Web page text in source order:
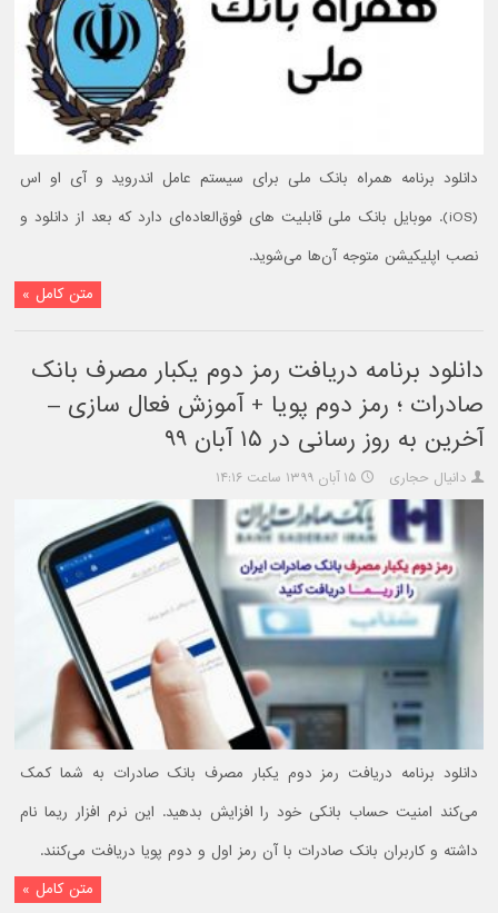
دانلود برنامه همراه بانک ملی برای سیستم عامل اندروید و آی او اس
(iOS). موبایل بانک ملی قابلیت های فوق‌العاده‌ای دارد که بعد از دانلود و
نصب اپلیکیشن متوجه آن‌ها می‌شوید.
متن کامل »
دانلود برنامه دریافت رمز دوم یکبار مصرف بانک
صادرات ؛‌ رمز دوم پویا + آموزش فعال سازی –
آخرین به روز رسانی در ۱۵ آبان ۹۹
دانیال حجاری ۱۵ آبان ۱۳۹۹ ساعت ۱۴:۱۶
دانلود برنامه دریافت رمز دوم یکبار مصرف بانک صادرات به شما کمک
می‌کند امنیت حساب بانکی خود را افزایش بدهید. این نرم افزار ریما نام
داشته و کاربران بانک صادرات با آن رمز اول و دوم پویا دریافت می‌کنند.
متن کامل »